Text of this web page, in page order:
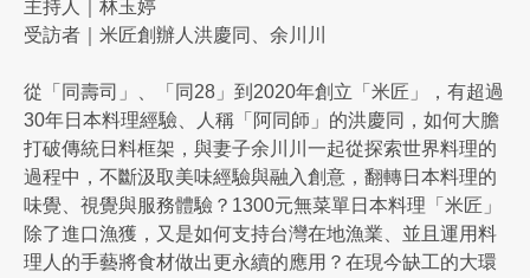
主持人｜林玉婷
受訪者｜米匠創辦人洪慶同、余川川
從「同壽司」、「同28」到2020年創立「米匠」，有超過
30年日本料理經驗、人稱「阿同師」的洪慶同，如何大膽
打破傳統日料框架，與妻子余川川一起從探索世界料理的
過程中，不斷汲取美味經驗與融入創意，翻轉日本料理的
味覺、視覺與服務體驗？1300元無菜單日本料理「米匠」
除了進口漁獲，又是如何支持台灣在地漁業、並且運用料
理人的手藝將食材做出更永續的應用？在現今缺工的大環